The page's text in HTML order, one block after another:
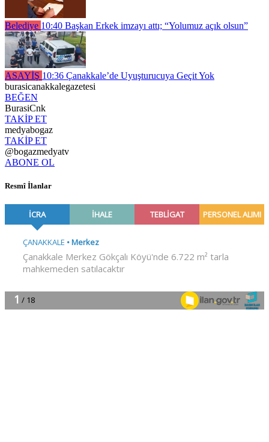
Belediye 10:40 Başkan Erkek imzayı attı; “Yolumuz açık olsun”
ASAYİŞ 10:36 Çanakkale’de Uyuşturucuya Geçit Yok
burasicanakkalegazetesi
BEĞEN
BurasiCnk
TAKİP ET
medyabogaz
TAKİP ET
@bogazmedyatv
ABONE OL
Resmî İlanlar